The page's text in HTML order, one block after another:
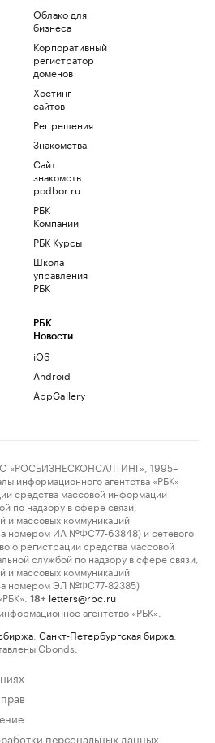
Облако для
бизнеса
Корпоративный
регистратор
доменов
Хостинг
сайтов
Рег.решения
Знакомства
Сайт
знакомств
podbor.ru
РБК
Компании
РБК Курсы
Школа
управления
РБК
РБК
Новости
iOS
Android
AppGallery
1995–
информационного агентства «РБК»
средства массовой информации
по надзору в сфере связи,
и массовых коммуникаций
номером ИА №ФС77-63848) и сетевого
о регистрации средства массовой
службой по надзору в сфере связи,
и массовых коммуникаций
номером ЭЛ №ФС77-82385)
18+ letters@rbc.ru
агентство «РБК».
Санкт-Петербургская биржа
Cbonds.
персональных данных